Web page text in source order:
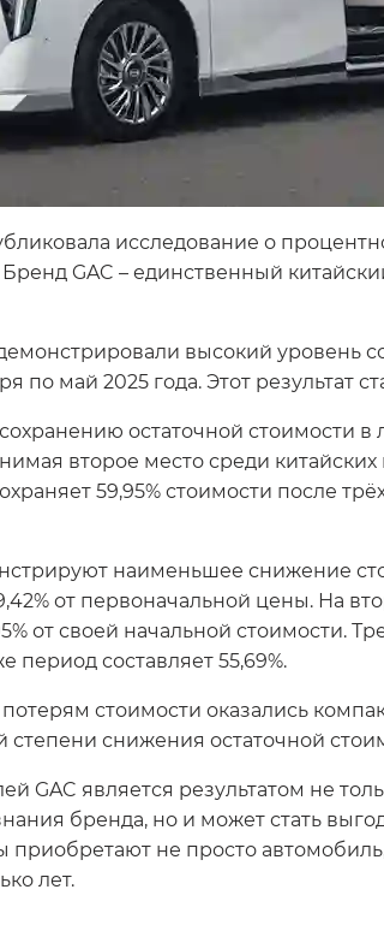
исследование о
GAC – единственный
высокий уровень
по май 2025 года. Этот результат
остаточной стоимости в
второе место среди
59,95% стоимости после
наименьшее снижение
от первоначальной цены. На
от своей начальной стоимости.
составляет 55,69%.
стоимости оказались
степени снижения остаточной
GAC является результатом не
бренда, но и может стать
не просто
лет.